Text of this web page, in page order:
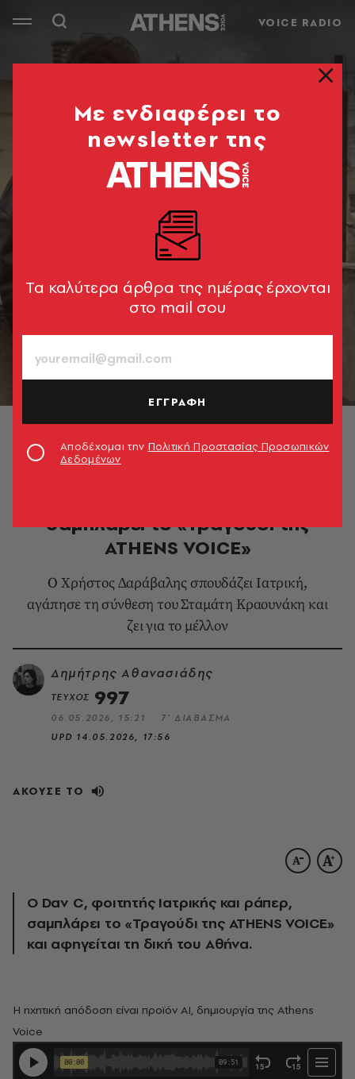
VOICE RADIO
© Τάσος Ανέστης
σαμπλάρει το «Τραγούδι της
ATHENS VOICE»
Ο Χρήστος ∆αράβαλης σπουδάζει Ιατρική,
αγάπησε τη σύνθεση του Σταμάτη Κραουνάκη και
ζει για το μέλλον
Δημήτρης Αθανασιάδης
ΤΕΥΧΟΣ 997
06.05.2026, 15:21
7’ ΔΙΑΒΑΣΜΑ
UPD 14.05.2026, 17:56
ΑΚΟΥΣΕ ΤΟ
Ο Dav C, φοιτητής Ιατρικής και ράπερ,
σαμπλάρει το «Τραγούδι της ATHENS VOICE»
και αφηγείται τη δική του Αθήνα.
Η ηχητική απόδοση είναι προϊόν AI, δημιουργία της Athens
Voice
Mε ενδιαφέρει το
newsletter της
Tα καλύτερα άρθρα της ημέρας έρχονται
στο mail σου
ΕΓΓΡΑΦΗ
Αποδέχομαι την Πολιτική Προστασίας Προσωπικών
Δεδομένων